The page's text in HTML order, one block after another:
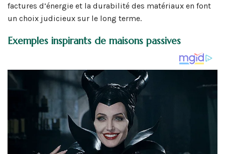
factures d’énergie et la durabilité des matériaux en font
un choix judicieux sur le long terme.
Exemples inspirants de maisons passives